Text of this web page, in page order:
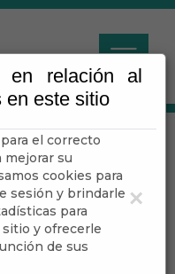
×
en relación al
en este sitio
el correcto
su
cookies para
sesión y brindarle
para
y ofrecerle
de sus
-
el que se